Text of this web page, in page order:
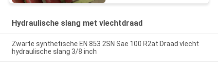
Hydraulische slang met vlechtdraad
Zwarte synthetische EN 853 2SN Sae 100 R2at Draad vlecht
hydraulische slang 3/8 inch